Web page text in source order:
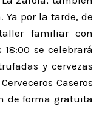
por la tarde, de
familiar con
se celebrará
y cervezas
Caseros
de forma gratuita